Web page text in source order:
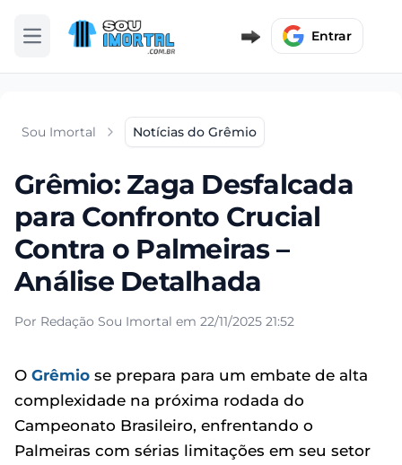
Abrir menu Entrar
Sou Imortal Notícias do Grêmio
Grêmio: Zaga Desfalcada
para Confronto Crucial
Contra o Palmeiras –
Análise Detalhada
Por Redação Sou Imortal em 22/11/2025 21:52
O Grêmio se prepara para um embate de alta
complexidade na próxima rodada do
Campeonato Brasileiro, enfrentando o
Palmeiras com sérias limitações em seu setor